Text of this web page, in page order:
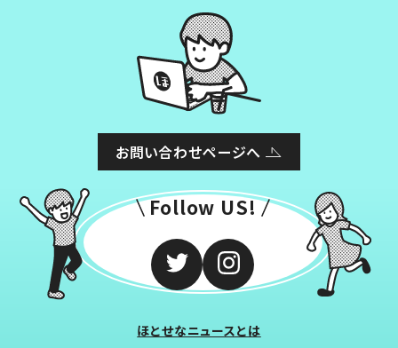
お問い合わせページへ
Follow US!
ほとせなニュースとは